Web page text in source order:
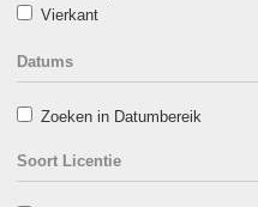
Vierkant
Datums
Zoeken in Datumbereik
Soort Licentie